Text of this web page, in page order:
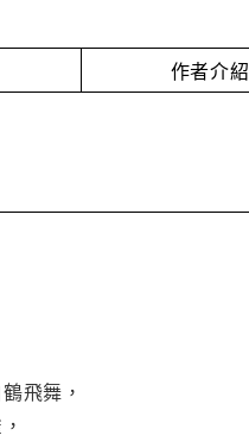
作者介紹
飛舞，